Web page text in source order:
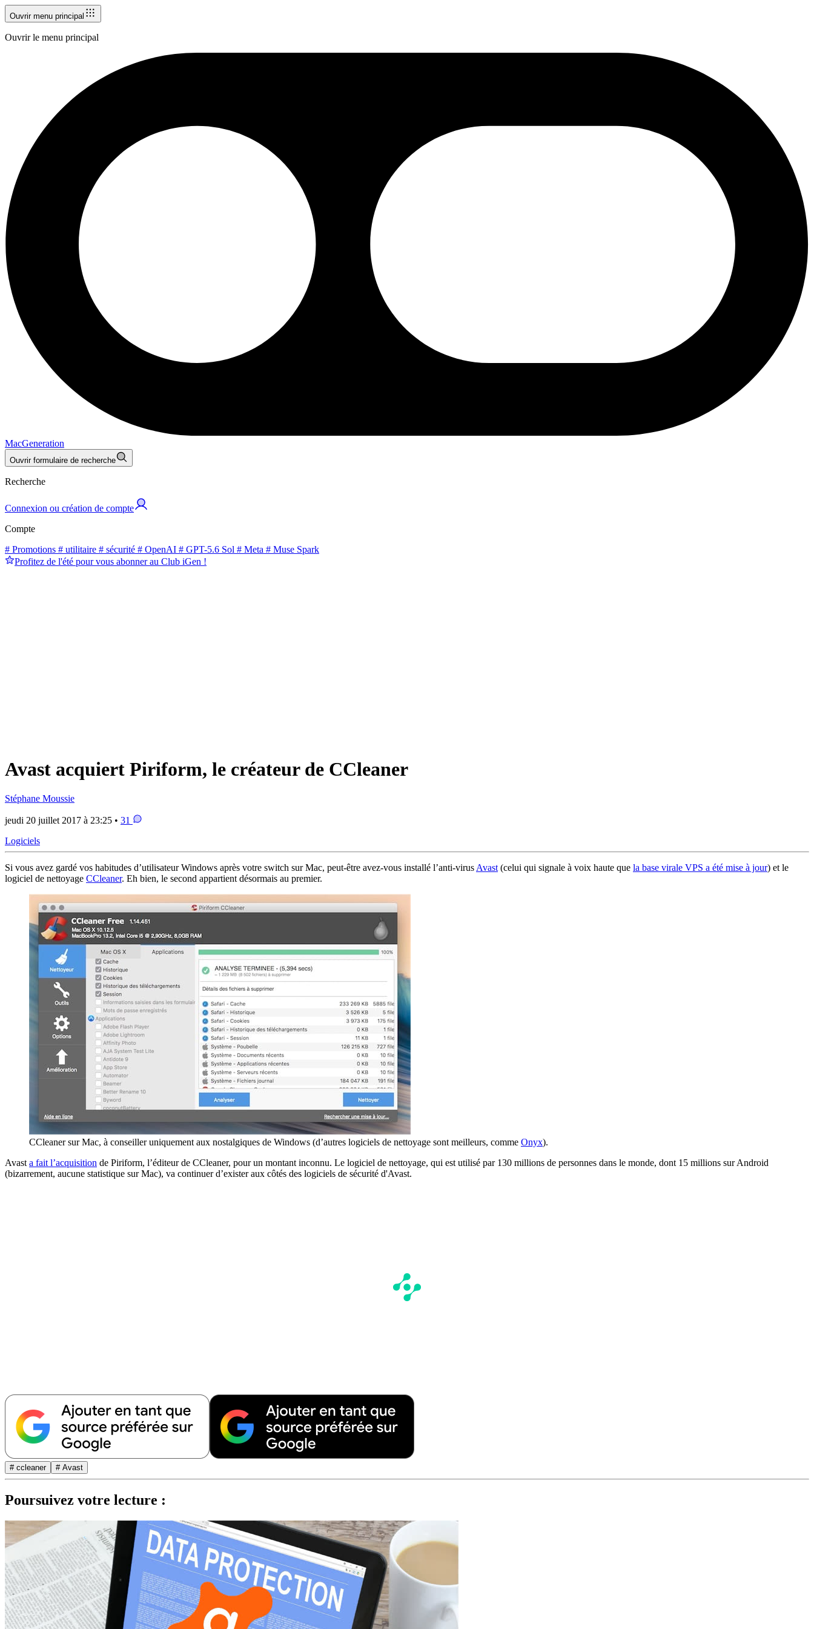
Ouvrir menu principal
Ouvrir le menu principal
MacGeneration
Ouvrir formulaire de recherche
Recherche
Connexion ou création de compte
Compte
# Promotions # utilitaire # sécurité # OpenAI # GPT-5.6 Sol # Meta # Muse Spark
Profitez de l'été pour vous abonner au Club iGen !
Avast acquiert Piriform, le créateur de CCleaner
Stéphane Moussie
jeudi 20 juillet 2017 à 23:25 • 31
Logiciels
Si vous avez gardé vos habitudes d’utilisateur Windows après votre switch sur Mac, peut-être avez-vous installé l’anti-virus Avast (celui qui signale à voix haute que la base virale VPS a été mise à jour) et le
logiciel de nettoyage CCleaner. Eh bien, le second appartient désormais au premier.
CCleaner sur Mac, à conseiller uniquement aux nostalgiques de Windows (d’autres logiciels de nettoyage sont meilleurs, comme Onyx).
Avast a fait l’acquisition de Piriform, l’éditeur de CCleaner, pour un montant inconnu. Le logiciel de nettoyage, qui est utilisé par 130 millions de personnes dans le monde, dont 15 millions sur Android
(bizarrement, aucune statistique sur Mac), va continuer d’exister aux côtés des logiciels de sécurité d'Avast.
# ccleaner # Avast
Poursuivez votre lecture :